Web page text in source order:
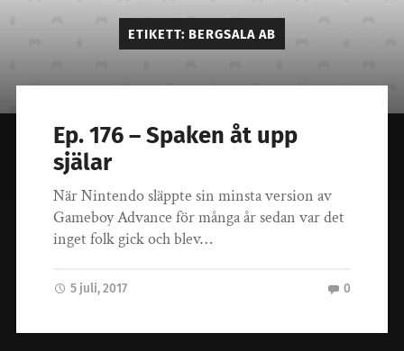
Spelsnack
ETIKETT: BERGSALA AB
Ep. 176 – Spaken åt upp
själar
När Nintendo släppte sin minsta version av
Gameboy Advance för många år sedan var det
inget folk gick och blev…
5 juli, 2017 0